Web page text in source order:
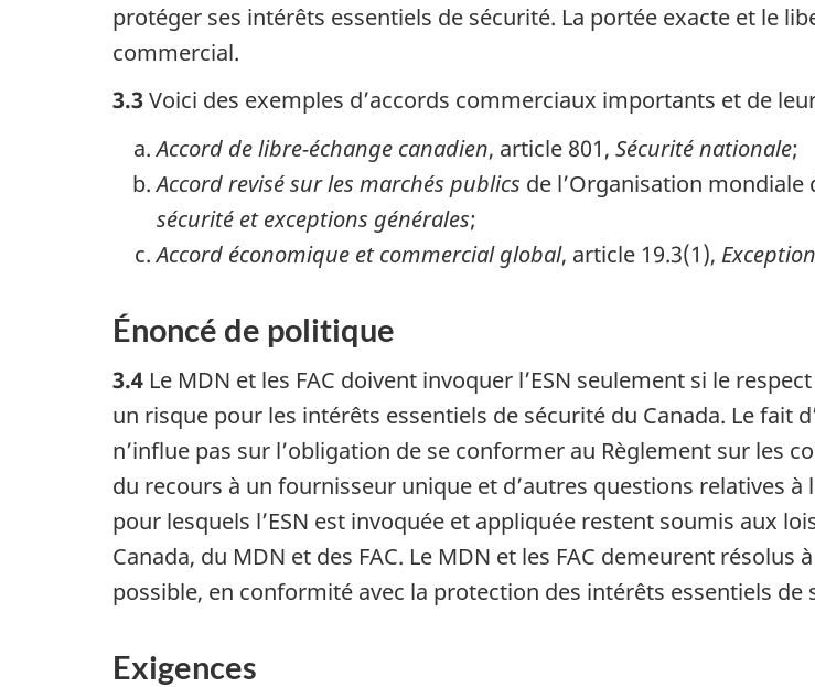
protéger ses intérêts essentiels de sécurité. La portée exacte et le
commercial.
3.3Voici des exemples d’accords commerciaux importants et de
Accord de libre-échange canadien, article 801, Sécurité nationale;
Accord revisé sur les marchés publics de l’Organisation
sécurité et exceptions générales;
Accord économique et commercial global, article 19.3(1),
Énoncé de politique
3.4 Le MDN et les FAC doivent invoquer l’ESN seulement si le
un risque pour les intérêts essentiels de sécurité du Canada. Le fait
n’influe pas sur l’obligation de se conformer au Règlement sur les
du recours à un fournisseur unique et d’autres questions relatives
pour lesquels l’ESN est invoquée et appliquée restent soumis aux
Canada, du MDN et des FAC. Le MDN et les FAC demeurent
possible, en conformité avec la protection des intérêts essentiels de
Exigences